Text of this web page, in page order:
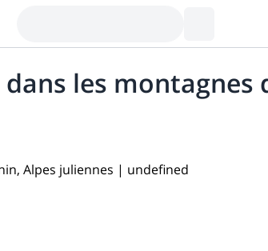
les montagnes